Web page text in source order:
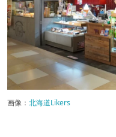
画像： 北海道Likers